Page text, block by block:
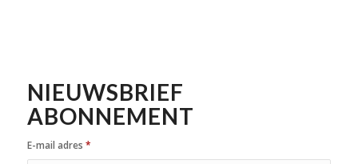
NIEUWSBRIEF
ABONNEMENT
E-mail adres *